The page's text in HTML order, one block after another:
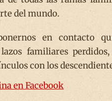
del mundo.
en contacto
familiares
con los
en Facebook